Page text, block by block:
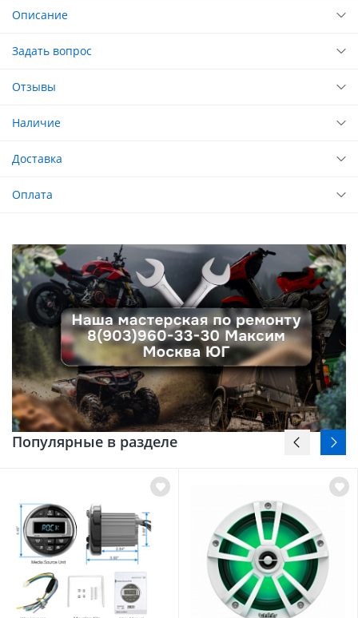
Описание
Задать вопрос
Отзывы
Наличие
Доставка
Оплата
Популярные в разделе